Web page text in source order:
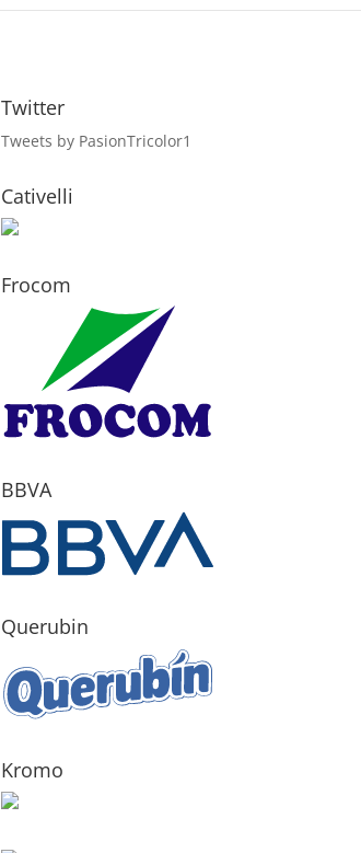
Twitter
Tweets by PasionTricolor1
Cativelli
Frocom
BBVA
Querubin
Kromo